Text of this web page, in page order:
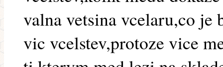
valna vetsina vcelaru,co je
vic vcelstev,protoze vice